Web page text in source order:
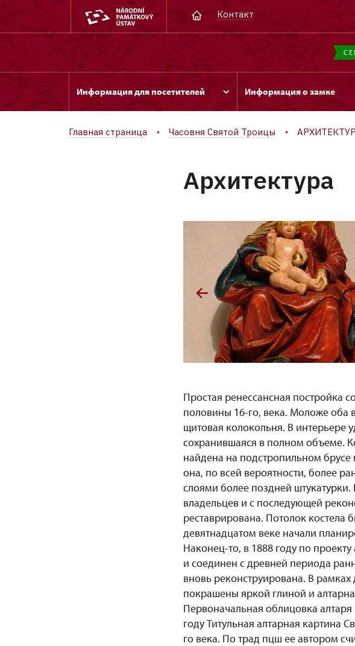
Контакт
Информация для посетителей Информация о замке
Главная страница Часовня Святой Троицы
Aрхитектура
Простая ренессансная постройка
половины 16-го, века. Моложе оба
щитовая колокольня. В интерьере
сохранившаяся в полном объеме.
найдена на подстропильном
она, по всей вероятности, более
слоями более поздней
владельцев и с последующей
реставрирована. Потолок костела
девятнадцатом веке начали
Наконец-то, в 1888 году по
и соединен с древней периода
вновь реконструирована. В
покрашены яркой глиной и
Первоначальная облицовка
году Титульная алтарная картина
го века. По трад пцш ее автором